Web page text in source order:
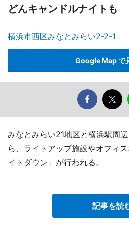
どんキャンドルナイトも
横浜市西区みなとみらい2-2-1
Google Map で
みなとみらい21地区と横浜駅周
ら、ライトアップ施設やオフィ
イトダウン」が行われる。
記事を読